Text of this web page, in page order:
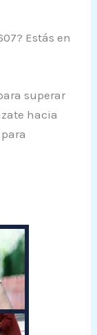
Estás en
superar
hacia